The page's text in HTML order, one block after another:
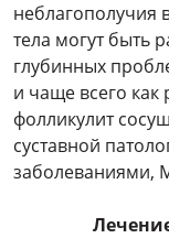
неблагополучия
тела могут быть
глубинных
и чаще всего
фолликулит
суставной
заболеваниями,